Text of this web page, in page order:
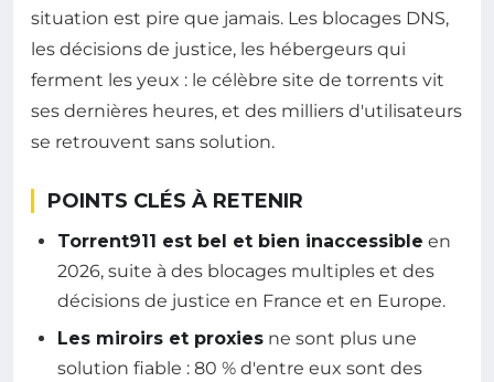
situation est pire que jamais. Les blocages DNS,
les décisions de justice, les hébergeurs qui
ferment les yeux : le célèbre site de torrents vit
ses dernières heures, et des milliers d'utilisateurs
se retrouvent sans solution.
POINTS CLÉS À RETENIR
Torrent911 est bel et bien inaccessible en
2026, suite à des blocages multiples et des
décisions de justice en France et en Europe.
Les miroirs et proxies ne sont plus une
solution fiable : 80 % d'entre eux sont des